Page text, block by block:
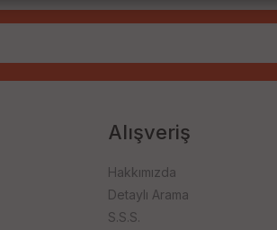
Alışveriş
Hakkımızda
Detaylı Arama
S.S.S.